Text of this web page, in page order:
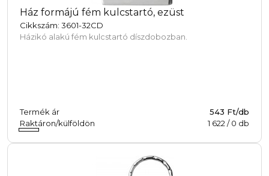
Ház formájú fém kulcstartó, ezüst
Cikkszám: 3601-32CD
Házikó alakú fém kulcstartó díszdobozban.
Termék ár
543 Ft/db
Raktáron/külföldön
1 622 /0 db